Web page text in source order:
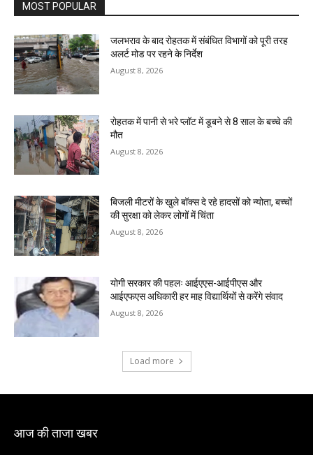
MOST POPULAR
जलभराव के बाद रोहतक में संबंधित विभागों को पूरी तरह
अलर्ट मोड पर रहने के निर्देश
August 8, 2026
रोहतक में पानी से भरे प्लॉट में डूबने से 8 साल के बच्चे की
मौत
August 8, 2026
बिजली मीटरों के खुले बॉक्स दे रहे हादसों को न्योता, बच्चों
की सुरक्षा को लेकर लोगों में चिंता
August 8, 2026
योगी सरकार की पहलः आईएएस-आईपीएस और
आईएफएस अधिकारी हर माह विद्यार्थियों से करेंगे संवाद
August 8, 2026
Load more
आज की ताजा खबर